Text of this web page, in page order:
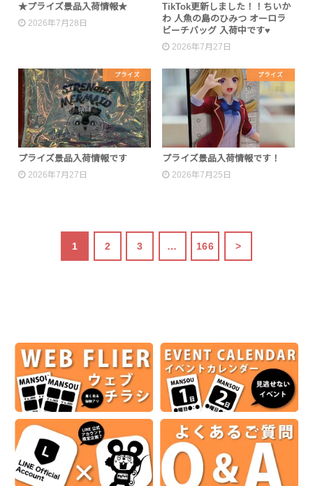
★プライズ景品入荷情報★
2026年7月28日
TikTok更新しました！！ちいか
わ 人魚の島のひみつ オーロラ
ビーチバッグ 入荷中です♥
2026年7月27日
プライズ
プライズ景品入荷情報です
2026年7月27日
プライズ
プライズ景品入荷情報です！
2026年7月25日
1 2 3 … 166 >